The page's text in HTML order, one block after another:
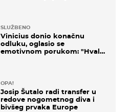
SLUŽBENO
Vinicius donio konačnu
odluku, oglasio se
emotivnom porukom: "Hvala
OPA!
Josip Šutalo radi transfer u
redove nogometnog diva i
bivšeg prvaka Europe